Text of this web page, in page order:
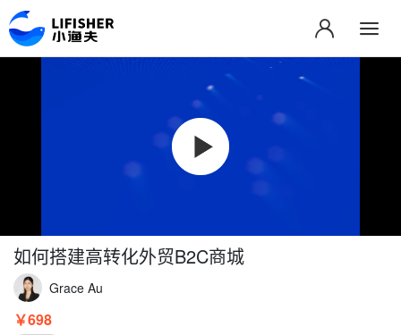
如何搭建高转化外贸B2C商城
Grace Au
￥698